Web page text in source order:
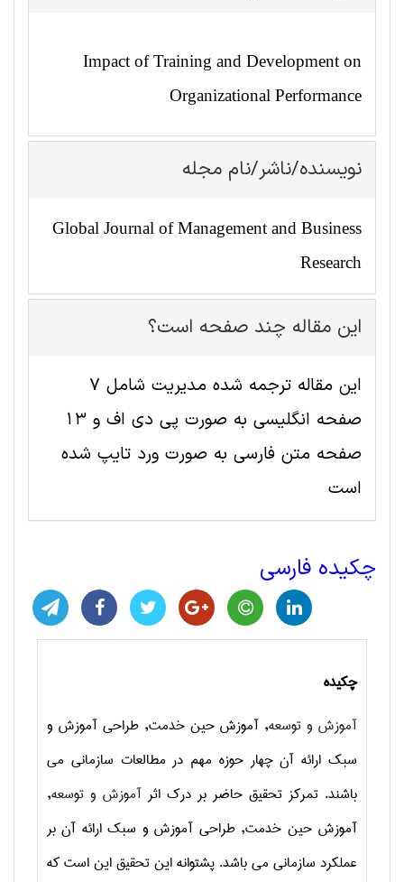
Impact of Training and Development on
Organizational Performance
نویسنده/ناشر/نام مجله
Global Journal of Management and Business
Research
این مقاله چند صفحه است؟
این مقاله ترجمه شده مديريت شامل 7
صفحه انگلیسی به صورت پی دی اف و 13
صفحه متن فارسی به صورت ورد تایپ شده
است
چکیده فارسی
چکیده
آموزش و توسعه, آموزش حین خدمت, طراحی آموزش و
سبک ارائه آن چهار حوزه مهم در مطالعات سازمانی می
باشند. تمرکز تحقیق حاضر بر درک اثر آموزش و توسعه,
آموزش حین خدمت, طراحی آموزش و سبک ارائه آن بر
عملکرد سازمانی می باشد. پشتوانه این تحقیق این است که